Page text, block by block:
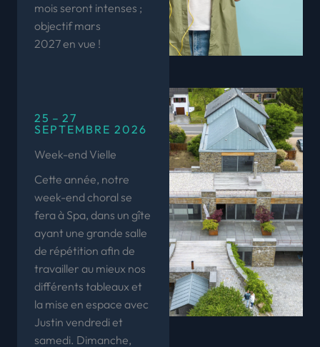
mois seront intenses ;
objectif mars
2027 en vue !
25 – 27
SEPTEMBRE 2026
Week-end Vielle
Cette année, notre
week-end choral se
fera à Spa, dans un gîte
ayant une grande salle
de répétition afin de
travailler au mieux nos
différents tableaux et
la mise en espace avec
Justin vendredi et
samedi. Dimanche,